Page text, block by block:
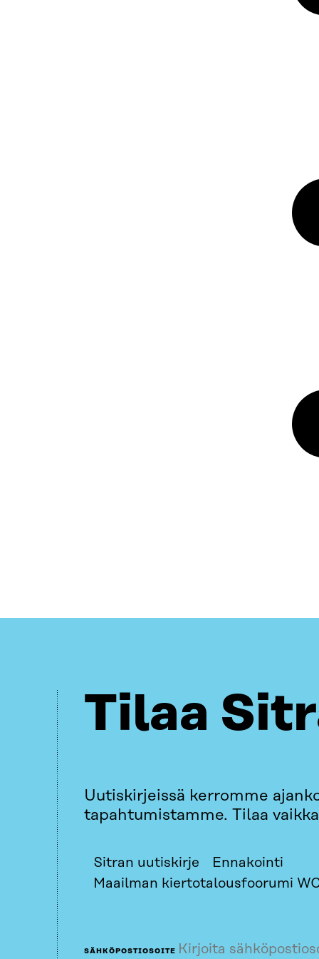
Tilaa
Uutiskirjeissä kerromme
tapahtumistamme. Tilaa
Sitran uutiskirje
Ennakointi
Maailman kiertotalousfoorumi
SÄHKÖPOSTIOSOITE